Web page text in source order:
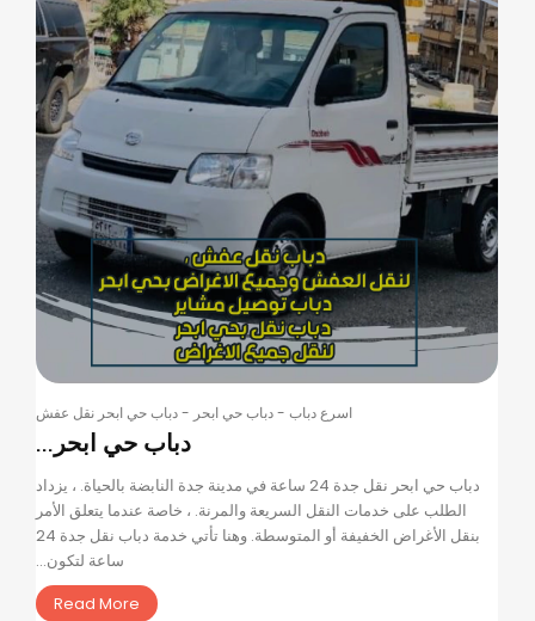
اسرع دباب -دباب حي ابحر -دباب حي ابحر نقل عفش
دباب حي ابحر...
دباب حي ابحر نقل جدة 24 ساعة في مدينة جدة النابضة بالحياة. ، يزداد
الطلب على خدمات النقل السريعة والمرنة. ، خاصة عندما يتعلق الأمر
بنقل الأغراض الخفيفة أو المتوسطة. وهنا تأتي خدمة دباب نقل جدة 24
ساعة لتكون...
Read More